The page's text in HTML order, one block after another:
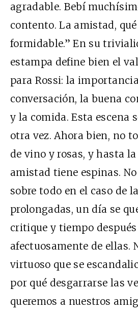
agradable. Bebí
contento. La amistad,
formidable.” En su
estampa define bien el
para Rossi: la
conversación, la buena
y la comida. Esta escena
otra vez. Ahora bien, no
de vino y rosas, y hasta
amistad tiene espinas. No
sobre todo en el caso de
prolongadas, un día se
critique y tiempo después
afectuosamente de ellas.
virtuoso que se
por qué desgarrarse las
queremos a nuestros